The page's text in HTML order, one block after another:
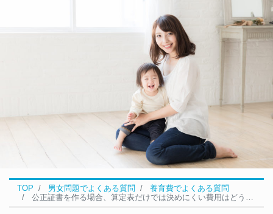
TOP 男女問題でよくある質問
養育費でよくある質問
公正証書を作る場合、算定表だけでは決めにくい費用はどう扱う？